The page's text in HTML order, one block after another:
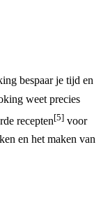
bespaar je tijd en
weet precies
recepten[5] voor
en het maken van